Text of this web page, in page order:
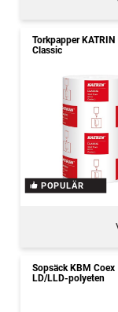
Torkpapper KATRIN
Classic
POPULÄR
Sopsäck KBM Coex
LD/LLD-polyeten